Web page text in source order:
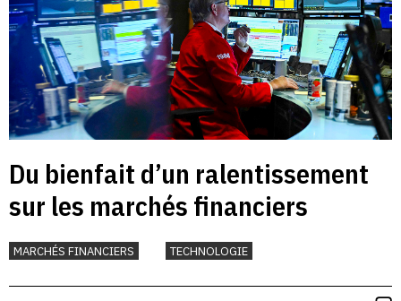
Du bienfait d’un ralentissement
sur les marchés financiers
MARCHÉS FINANCIERS TECHNOLOGIE